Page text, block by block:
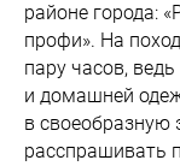
районе города:
профи». На
пару часов,
и домашней
в своеобразную
расспрашивать